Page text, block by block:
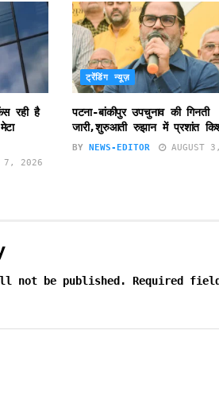
रही है
7, 2026
ट्रेंडिंग न्यूज़
पटना-बांकीपुर उपचुनाव की गिनती
जारी,शुरुआती रुझान में प्रशांत
BY NEWS-EDITOR AUGUST
not be published. Required